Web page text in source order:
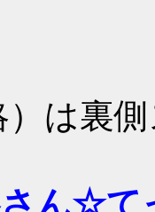
は裏
ん☆て